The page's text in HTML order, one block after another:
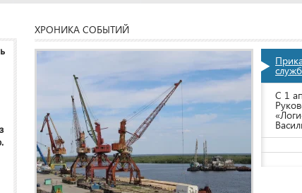
ХРОНИКА СОБЫТИЙ
С 1